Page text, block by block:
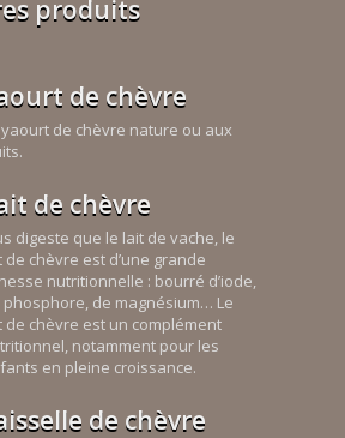
produits
de chèvre
yaourt de chèvre nature ou aux
de chèvre
digeste que le lait de vache, le
de chèvre est d’une grande
nutritionnelle : bourré d’iode,
phosphore, de magnésium… Le
de chèvre est un complément
notamment pour les
en pleine croissance.
de chèvre